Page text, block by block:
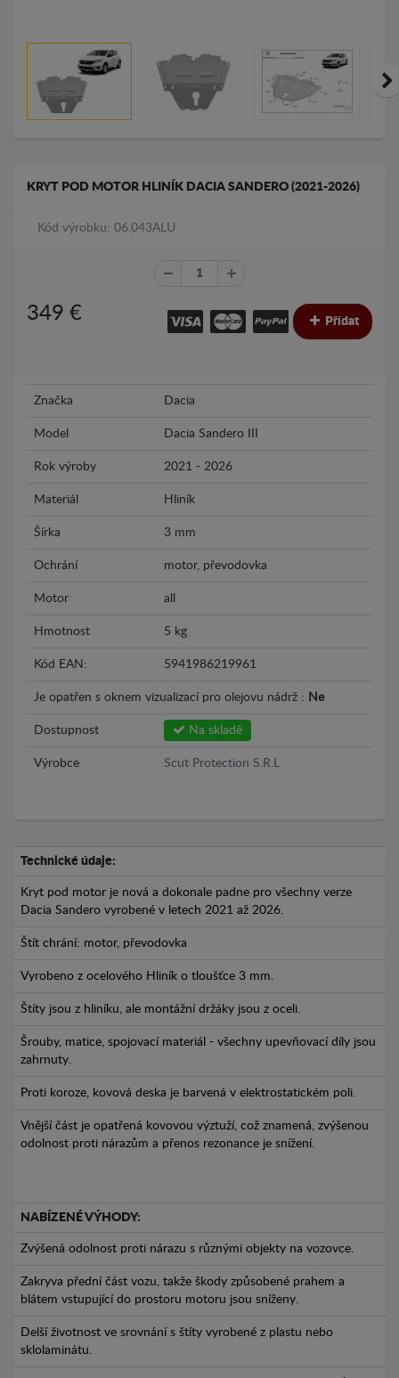
KRYT POD MOTOR HLINÍK DACIA SANDERO (2021-2026)
Kód výrobku: 06.043ALU
349 € Přídat
Značka Dacia
Model Dacia Sandero III
Rok výroby 2021 - 2026
Materiál Hliník
Šírka 3 mm
Ochrání motor, převodovka
Motor all
Hmotnost 5 kg
Kód EAN: 5941986219961
Je opatřen s oknem vizualizací pro olejovu nádrž : Ne
Dostupnost Na skladě
Výrobce Scut Protection S.R.L
Technické údaje:
Kryt pod motor je nová a dokonale padne pro všechny verze
Dacia Sandero vyrobené v letech 2021 až 2026.
Štít chrání: motor, převodovka
Vyrobeno z ocelového Hliník o tloušťce 3 mm.
Štíty jsou z hliníku, ale montážní držáky jsou z oceli.
Šrouby, matice, spojovací materiál - všechny upevňovací díly jsou
zahrnuty.
Proti koroze, kovová deska je barvená v elektrostatickém poli.
Vnější část je opatřená kovovou výztuží, což znamená, zvýšenou
odolnost proti nárazům a přenos rezonance je snížení.
NABÍZENÉ VÝHODY:
Zvýšená odolnost proti nárazu s různými objekty na vozovce.
Zakryva přední část vozu, takže škody způsobené prahem a
blátem vstupující do prostoru motoru jsou sníženy.
Delší životnost ve srovnání s štíty vyrobené z plastu nebo
sklolaminátu.